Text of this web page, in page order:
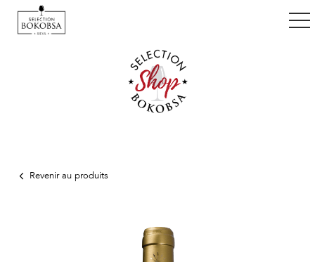
navigation
Revenir au produits